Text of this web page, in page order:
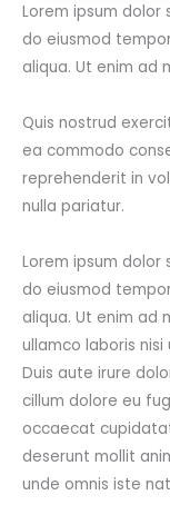
Lorem ipsum
do eiusmod
aliqua. Ut enim ad
Quis nostrud
ea commodo
reprehenderit in
nulla pariatur.
Lorem ipsum
do eiusmod
aliqua. Ut enim ad
ullamco laboris
Duis aute irure
cillum dolore eu
occaecat
deserunt mollit
unde omnis iste